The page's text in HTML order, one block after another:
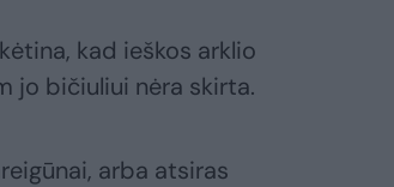
kad ieškos arklio
jo bičiuliui nėra skirta.
arba atsiras